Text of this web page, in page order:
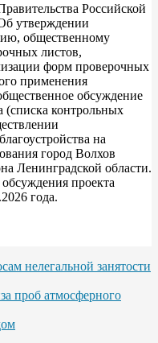
Российской
утверждении
общественному
листов,
форм проверочных
применения
обсуждение
(списка контрольных
на
город Волхов
Ленинградской области.
проекта
года.
нелегальной занятости
проб атмосферного